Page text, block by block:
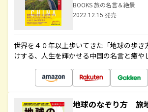
BOOKS 旅の名言＆絶景
2022.12.15 発売
世界を４０年以上歩いてきた「地球の歩き
けする、人生を輝かせる中国の名言と癒や
地球のなぞり方 旅